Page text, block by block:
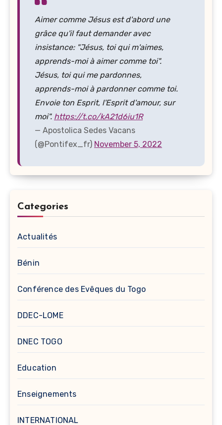
Aimer comme Jésus est d'abord une
grâce qu'il faut demander avec
insistance: "Jésus, toi qui m'aimes,
apprends-moi à aimer comme toi".
Jésus, toi qui me pardonnes,
apprends-moi à pardonner comme toi.
Envoie ton Esprit, l'Esprit d'amour, sur
moi". https://t.co/kA21d6iu1R
— Apostolica Sedes Vacans
(@Pontifex_fr) November 5, 2022
Categories
Actualités
Bénin
Conférence des Evêques du Togo
DDEC-LOME
DNEC TOGO
Education
Enseignements
INTERNATIONAL